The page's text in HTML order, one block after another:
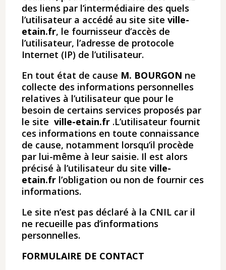
des liens par l’intermédiaire des quels
l’utilisateur a accédé́ au site siteville-
etain.fr,​ le fournisseur d’accès de
l’utilisateur, l’adresse de protocole
Internet (IP) de l’utilisateur.
En tout état de cause ​ M. BOURGON ​ne
collecte des informations personnelles
relatives à l’utilisateur que pour le
besoin de certains services proposés par
le siteville-etain.fr .L’utilisateur fournit
ces informations en toute connaissance
de cause, notamment lorsqu’il procède
par lui-même à leur saisie. Il est alors
précisé à l’utilisateur du siteville-
etain.fr l’obligation ou non de fournir ces
informations.
Le site n’est pas déclaré à la CNIL car il
ne recueille pas d’informations
personnelles.
FORMULAIRE DE CONTACT